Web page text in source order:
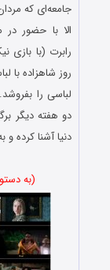
جامعه‌ای که
الا با حضور در
رابرت (با بازی
روز شاهزاده با
لباسی را
دو هفته دیگر
دنیا آشنا
(به